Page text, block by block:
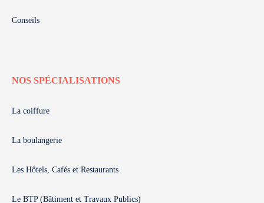
Conseils
NOS SPÉCIALISATIONS
La coiffure
La boulangerie
Les Hôtels, Cafés et Restaurants
Le BTP (Bâtiment et Travaux Publics)